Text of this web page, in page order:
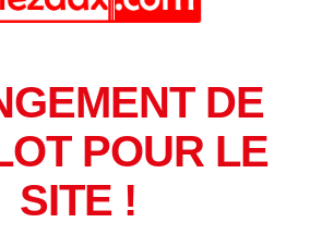
DE
POUR LE
SITE !